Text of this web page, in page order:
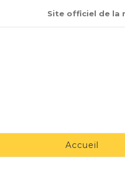
au
Site officiel de la
Accueil